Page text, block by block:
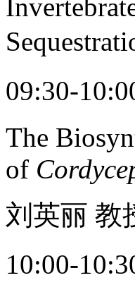
09:30-
The
of
刘英丽 教
10:00-